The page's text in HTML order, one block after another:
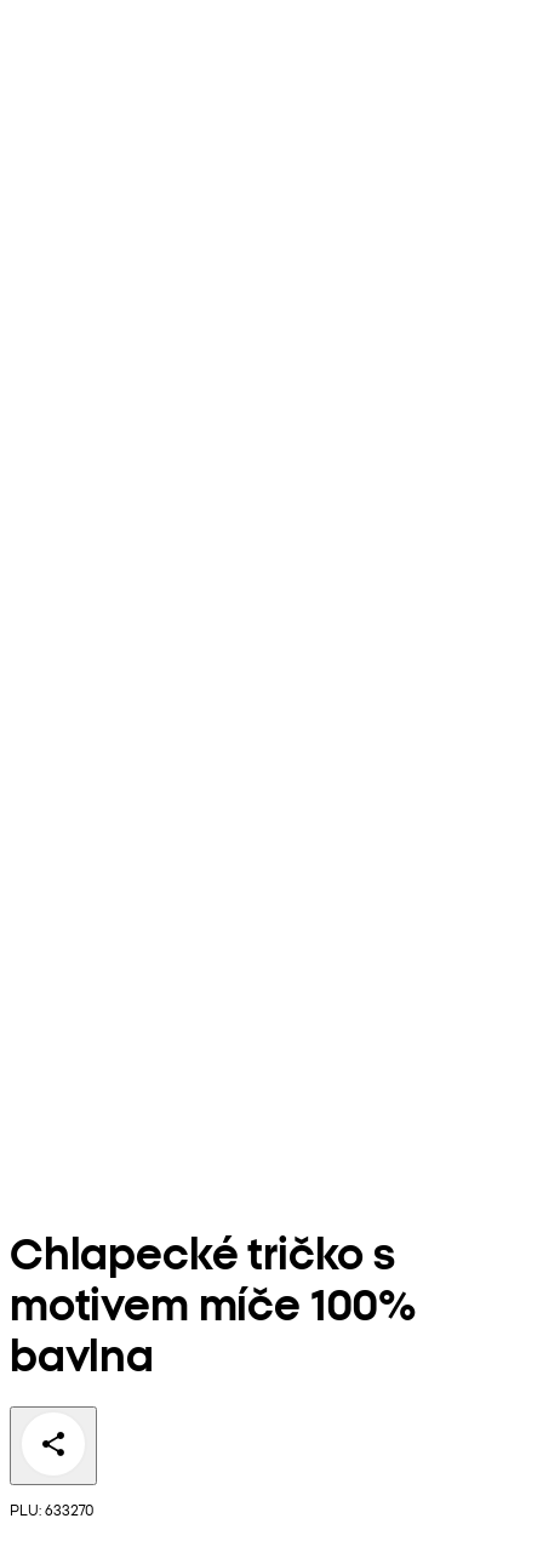
Chlapecké tričko s
motivem míče 100%
bavlna
PLU: 633270